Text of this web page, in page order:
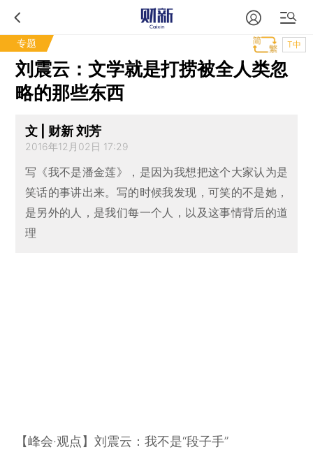
专题 T中
刘震云：文学就是打捞被全人类忽
略的那些东西
文 | 财新 刘芳
2016年12月02日 17:29
写《我不是潘金莲》，是因为我想把这个大家认为是
笑话的事讲出来。写的时候我发现，可笑的不是她，
是另外的人，是我们每一个人，以及这事情背后的道
理
【峰会·观点】刘震云：我不是“段子手”